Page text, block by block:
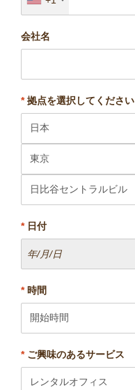
会社名
*拠点を選択してください
*日付
*時間
*ご興味のあるサービス